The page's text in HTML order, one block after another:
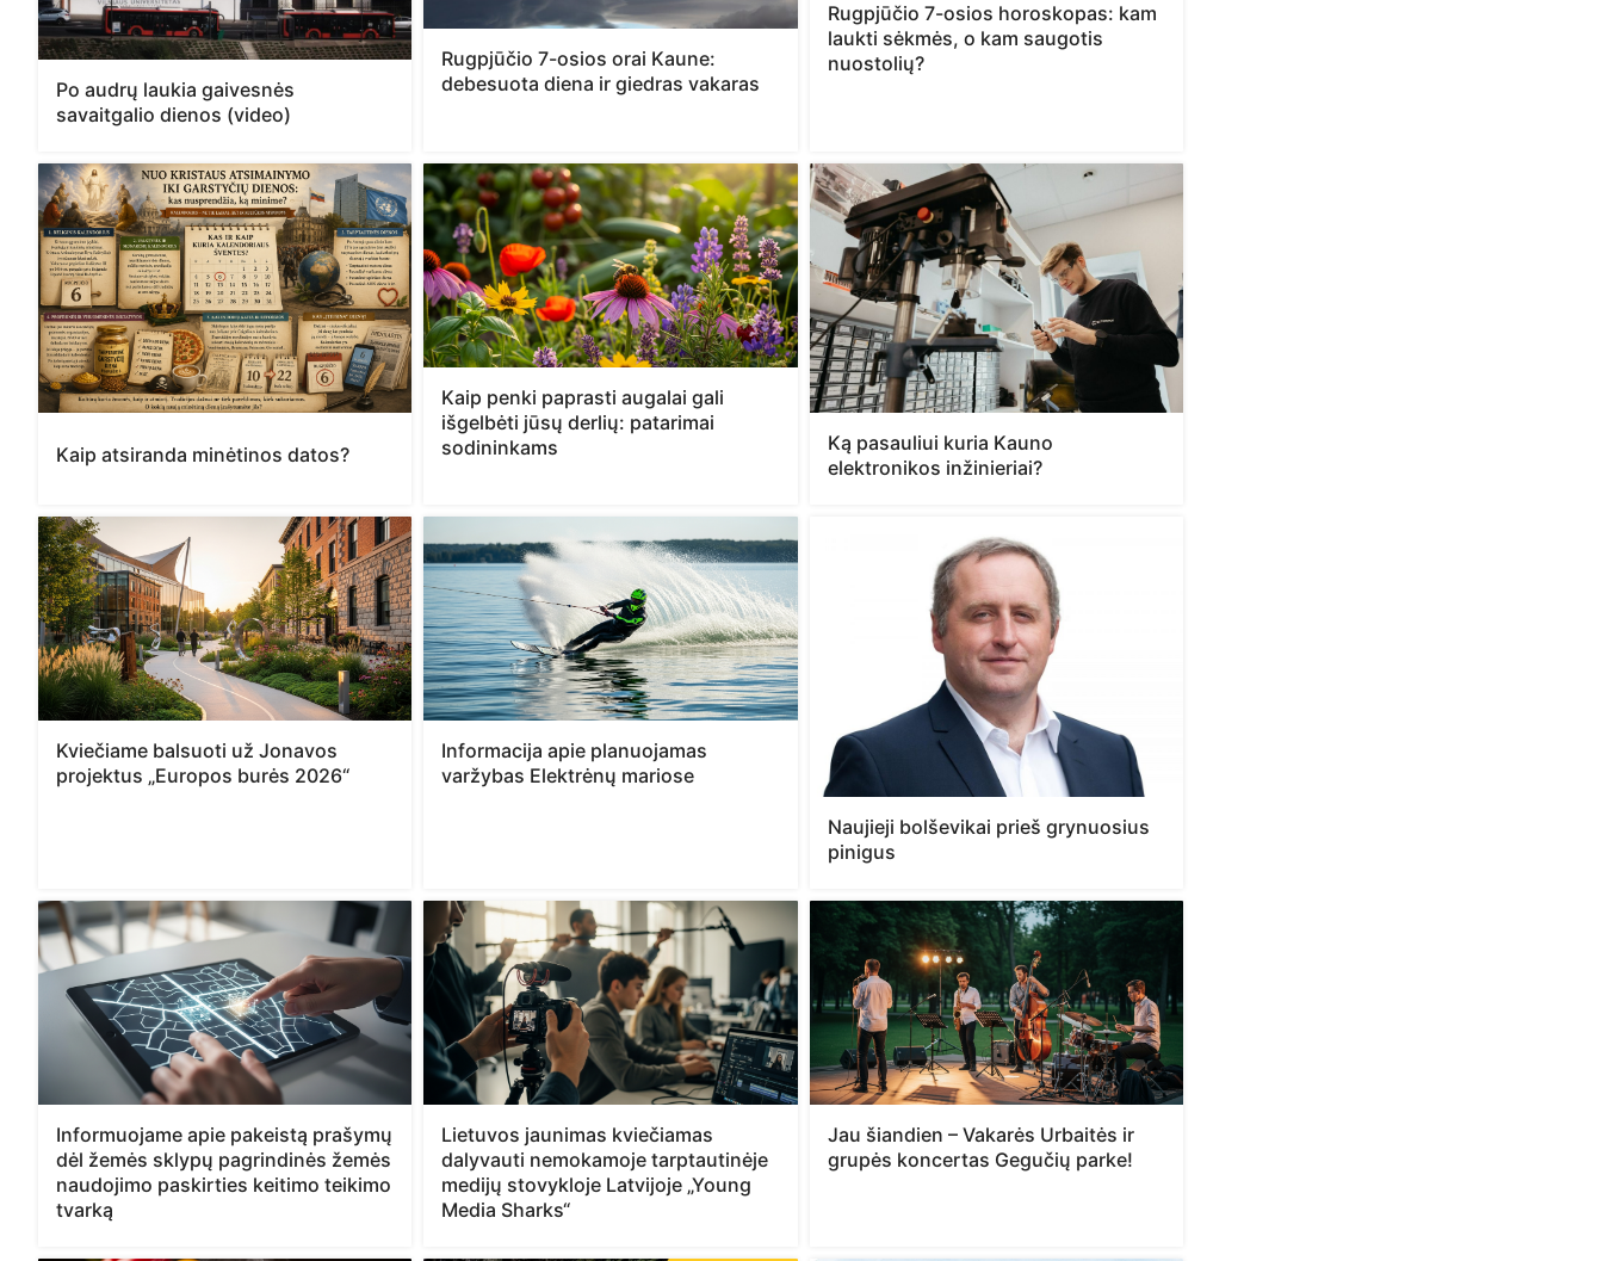
Po audrų laukia gaivesnės
savaitgalio dienos (video)
Rugpjūčio 7-osios orai Kaune:
debesuota diena ir giedras vakaras
Rugpjūčio 7-osios horoskopas: kam
laukti sėkmės, o kam saugotis
nuostolių?
Kaip atsiranda minėtinos datos?
Kaip penki paprasti augalai gali
išgelbėti jūsų derlių: patarimai
sodininkams
Ką pasauliui kuria Kauno
elektronikos inžinieriai?
Kviečiame balsuoti už Jonavos
projektus „Europos burės 2026“
Informacija apie planuojamas
varžybas Elektrėnų mariose
Naujieji bolševikai prieš grynuosius
pinigus
Informuojame apie pakeistą prašymų
dėl žemės sklypų pagrindinės žemės
naudojimo paskirties keitimo teikimo
tvarką
Lietuvos jaunimas kviečiamas
dalyvauti nemokamoje tarptautinėje
medijų stovykloje Latvijoje „Young
Media Sharks“
Jau šiandien – Vakarės Urbaitės ir
grupės koncertas Gegučių parke!